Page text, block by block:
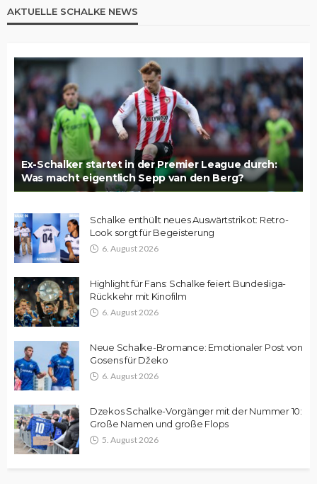
AKTUELLE SCHALKE NEWS
Ex-Schalker startet in der Premier League durch:
Was macht eigentlich Sepp van den Berg?
Schalke enthüllt neues Auswärtstrikot: Retro-
Look sorgt für Begeisterung
6. August 2026
Highlight für Fans: Schalke feiert Bundesliga-
Rückkehr mit Kinofilm
6. August 2026
Neue Schalke-Bromance: Emotionaler Post von
Gosens für Džeko
6. August 2026
Dzekos Schalke-Vorgänger mit der Nummer 10:
Große Namen und große Flops
5. August 2026